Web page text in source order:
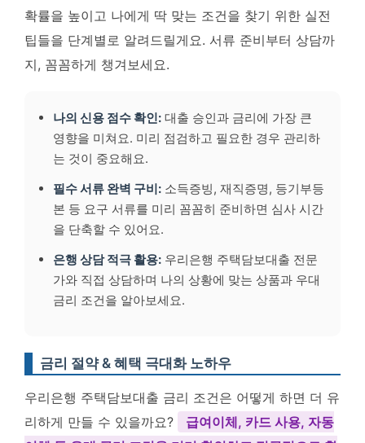
확률을 높이고 나에게 딱 맞는 조건을 찾기 위한 실전
팁들을 단계별로 알려드릴게요. 서류 준비부터 상담까
지, 꼼꼼하게 챙겨보세요.
나의 신용 점수 확인: 대출 승인과 금리에 가장 큰
영향을 미쳐요. 미리 점검하고 필요한 경우 관리하
는 것이 중요해요.
필수 서류 완벽 구비: 소득증빙, 재직증명, 등기부등
본 등 요구 서류를 미리 꼼꼼히 준비하면 심사 시간
을 단축할 수 있어요.
은행 상담 적극 활용: 우리은행 주택담보대출 전문
가와 직접 상담하며 나의 상황에 맞는 상품과 우대
금리 조건을 알아보세요.
금리 절약 & 혜택 극대화 노하우
우리은행 주택담보대출 금리 조건은 어떻게 하면 더 유
리하게 만들 수 있을까요?
급여이체, 카드 사용, 자동